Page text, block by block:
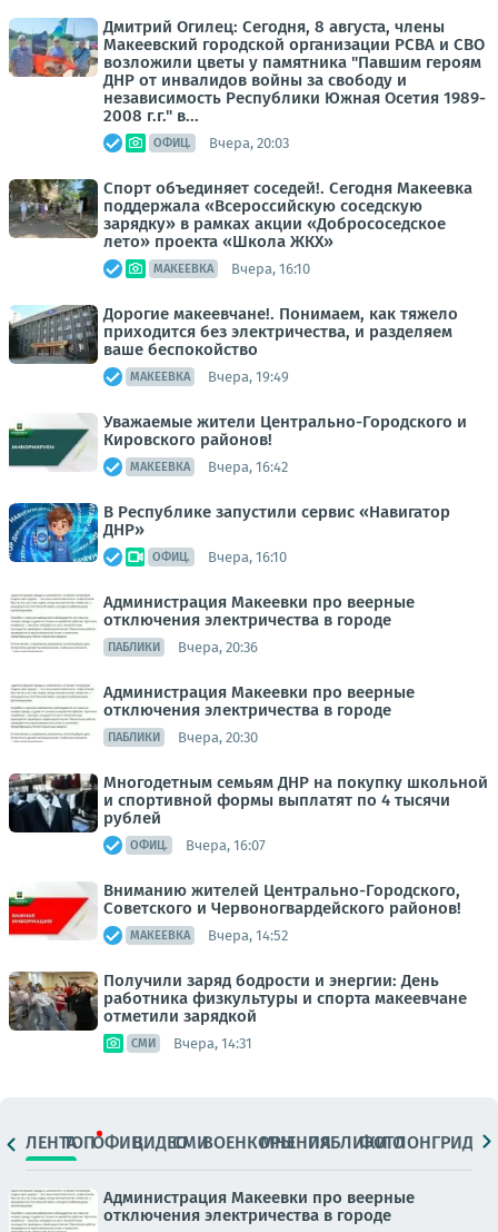
Дмитрий Огилец: Сегодня, 8 августа, члены
Макеевский городской организации РСВА и СВО
возложили цветы у памятника "Павшим героям
ДНР от инвалидов войны за свободу и
независимость Республики Южная Осетия 1989-
2008 г.г." в...
ОФИЦ. Вчера, 20:03
Спорт объединяет соседей!. Сегодня Макеевка
поддержала «Всероссийскую соседскую
зарядку» в рамках акции «Добрососедское
лето» проекта «Школа ЖКХ»
МАКЕЕВКА Вчера, 16:10
Дорогие макеевчане!. Понимаем, как тяжело
приходится без электричества, и разделяем
ваше беспокойство
МАКЕЕВКА Вчера, 19:49
Уважаемые жители Центрально-Городского и
Кировского районов!
МАКЕЕВКА Вчера, 16:42
В Республике запустили сервис «Навигатор
ДНР»
ОФИЦ. Вчера, 16:10
Администрация Макеевки про веерные
отключения электричества в городе
ПАБЛИКИ Вчера, 20:36
Администрация Макеевки про веерные
отключения электричества в городе
ПАБЛИКИ Вчера, 20:30
Многодетным семьям ДНР на покупку школьной
и спортивной формы выплатят по 4 тысячи
рублей
ОФИЦ. Вчера, 16:07
Вниманию жителей Центрально-Городского,
Советского и Червоногвардейского районов!
МАКЕЕВКА Вчера, 14:52
Получили заряд бодрости и энергии: День
работника физкультуры и спорта макеевчане
отметили зарядкой
СМИ Вчера, 14:31
ЛЕНТАТОПОФИЦ.ВИДЕОСМИВОЕНКОРЫМНЕНИЯПАБЛИКИ
ФОТОЛОНГРИДЫ
Администрация Макеевки про веерные
отключения электричества в городе